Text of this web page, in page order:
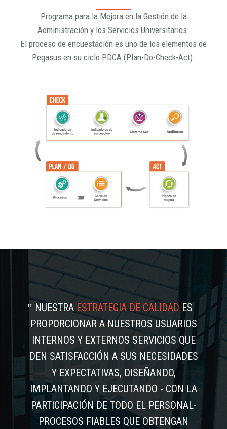
Programa para la Mejora en la Gestión de la
Administración y los Servicios Universitarios.
El proceso de encuestación es uno de los elementos de
Pegasus en su ciclo PDCA (Plan-Do-Check-Act).
NUESTRAESTRATEGIA DE CALIDADES
PROPORCIONAR A NUESTROS USUARIOS
INTERNOS Y EXTERNOS SERVICIOS QUE
DEN SATISFACCIÓN A SUS NECESIDADES
Y EXPECTATIVAS, DISEÑANDO,
IMPLANTANDO Y EJECUTANDO - CON LA
PARTICIPACIÓN DE TODO EL PERSONAL-
PROCESOS FIABLES QUE OBTENGAN